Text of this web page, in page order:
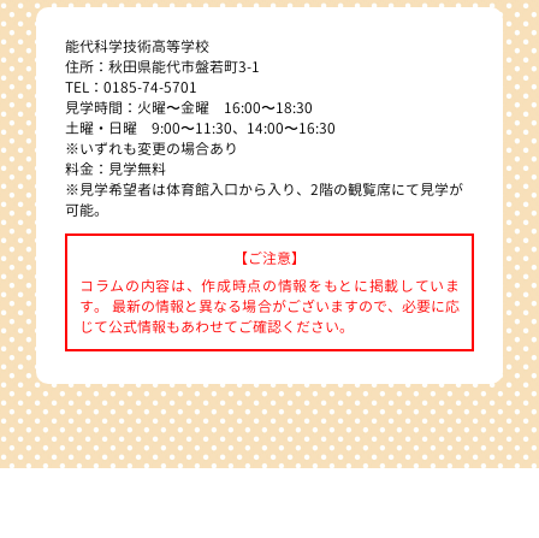
能代科学技術高等学校
住所：秋田県能代市盤若町3-1
TEL：0185-74-5701
見学時間：火曜〜金曜 16:00〜18:30
土曜・日曜 9:00〜11:30、14:00〜16:30
※いずれも変更の場合あり
料金：見学無料
※見学希望者は体育館入口から入り、2階の観覧席にて見学が
可能。
【ご注意】
コラムの内容は、作成時点の情報をもとに掲載していま
す。 最新の情報と異なる場合がございますので、必要に応
じて公式情報もあわせてご確認ください。